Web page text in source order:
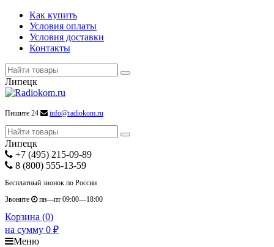
Как купить
Условия оплаты
Условия доставки
Контакты
Липецк
Пишите 24 info@radiokom.ru
Липецк
+7 (495) 215-09-89
8 (800) 555-13-59
Бесплатный звонок по России
Звоните
пн—пт 09:00—18:00
Корзина (0)
на сумму 0 ₽
Меню